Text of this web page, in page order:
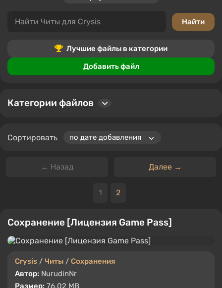
Категория 'Читы' включает подкатегории, такие как
трейнеры, сохранения, редакторы и программы,
чит-моды, анлокеры и таблицы. Каждая
улучшения игры в Crysis.
Пользователи могут скачивать файлы, оставлять
комментарии и оценивать файлы, что позволяет
Лучшие файлы в категории
Добавить файл
Категории файлов
Сортировать
← Назад Далее →
1 2
Сохранение [Лицензия Game Pass]
Crysis / Читы / Сохранения
Автор: NurudinNr
Размер: 76.02 MB